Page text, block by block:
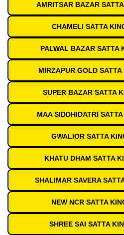
AMRITSAR BAZAR
CHAMELI SATTA
PALWAL BAZAR SATTA
MIRZAPUR GOLD
SUPER BAZAR SATTA
MAA SIDDHIDATRI
GWALIOR SATTA
KHATU DHAM SATTA
SHALIMAR SAVERA
NEW NCR SATTA
SHREE SAI SATTA